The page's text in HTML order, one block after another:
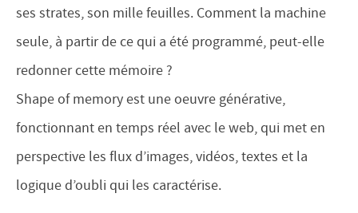
ses strates, son mille feuilles. Comment la machine
seule, à partir de ce qui a été programmé, peut-elle
redonner cette mémoire ?
Shape of memory est une oeuvre générative,
fonctionnant en temps réel avec le web, qui met en
perspective les flux d’images, vidéos, textes et la
logique d’oubli qui les caractérise.